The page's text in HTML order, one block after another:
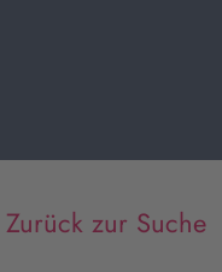
zur Suche